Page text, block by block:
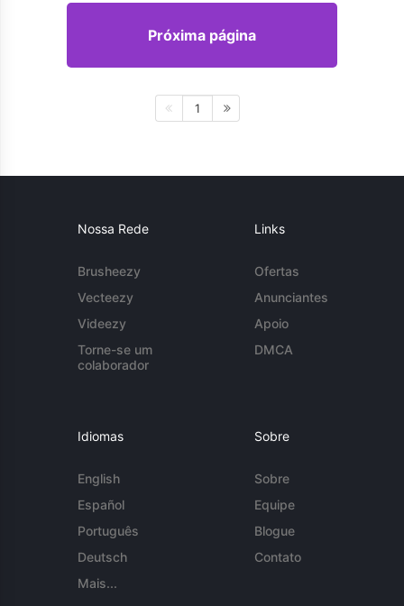
Próxima página
1
Nossa Rede
Brusheezy
Vecteezy
Videezy
Torne-se um
colaborador
Links
Ofertas
Anunciantes
Apoio
DMCA
Idiomas
English
Español
Português
Deutsch
Mais...
Sobre
Sobre
Equipe
Blogue
Contato